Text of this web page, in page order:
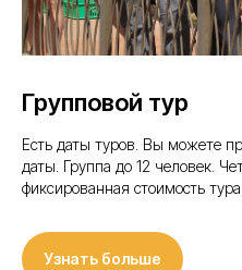
Групповой тур
Есть даты туров. Вы можете
даты. Группа до 12 человек.
фиксированная стоимость
Узнать больше